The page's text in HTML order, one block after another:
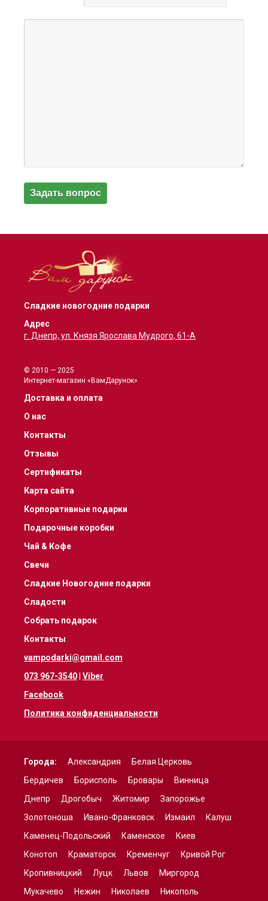
Сладкие новогодние подарки
Адрес
г. Днепр, ул. Князя Ярослава Мудрого, 61-А
© 2010 — 2025
Интернет-магазин «ВамДарунок»
Доставка и оплата
О нас
Контакты
Отзывы
Сертификаты
Карта сайта
Корпоративные подарки
Подарочные коробки
Чай & Кофе
Свечи
Сладкие Новогодние подарки
Сладости
Собрать подарок
Контакты
vampodarki@gmail.com
073 967-3540 Viber
Facebook
Политика конфиденциальности
Города: Александрия
Белая Церковь
Бердичев
Борисполь Бровары
Винница
Днепр
Дрогобыч Житомир
Запорожье
Золотоноша
Ивано-Франковск Измаил
Калуш
Каменец-Подольский
Каменское
Киев
Конотоп
Краматорск Кременчуг
Кривой Рог
Кропивницкий
Луцк Львов
Миргород
Мукачево
Нежин Николаев Никополь